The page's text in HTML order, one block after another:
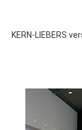
KERN-LIEBERS